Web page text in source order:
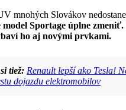
mnohých Slovákov
Sportage úplne
ho aj novými prvkami.
tiež: Renault lepší ako Tesla!
dojazdu elektromobilov